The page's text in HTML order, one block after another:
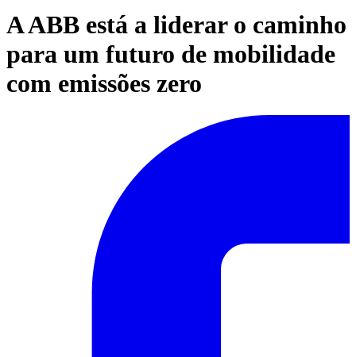
A ABB está a liderar o caminho
para um futuro de mobilidade
com emissões zero